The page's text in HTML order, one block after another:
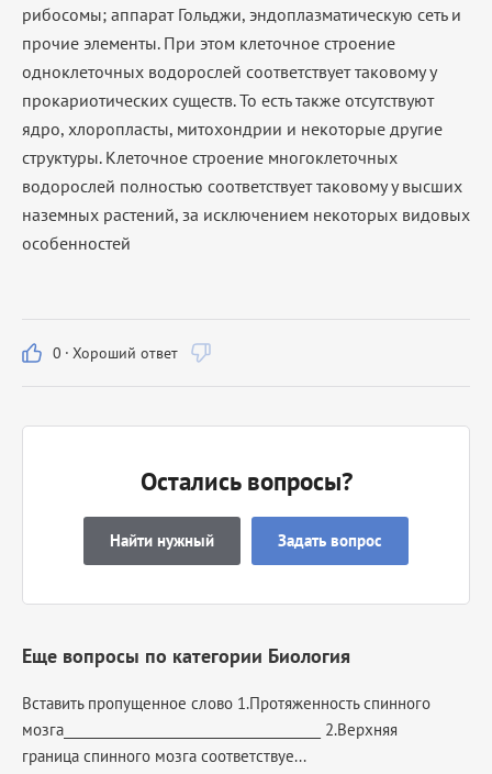
рибосомы; аппарат Гольджи, эндоплазматическую сеть и
прочие элементы. При этом клеточное строение
одноклеточных водорослей соответствует таковому у
прокариотических существ. То есть также отсутствуют
ядро, хлоропласты, митохондрии и некоторые другие
структуры. Клеточное строение многоклеточных
водорослей полностью соответствует таковому у высших
наземных растений, за исключением некоторых видовых
особенностей
0 · Хороший ответ
Остались вопросы?
Найти нужный Задать вопрос
Еще вопросы по категории Биология
Вставить пропущенное слово 1.Протяженность спинного
мозга_______________________________________ 2.Верхняя
граница спинного мозга соответствуе...